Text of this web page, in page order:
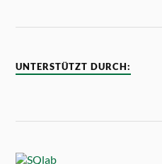
UNTERSTÜTZT DURCH: